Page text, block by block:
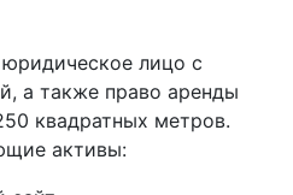
лицо с
а также право аренды
квадратных метров.
активы: